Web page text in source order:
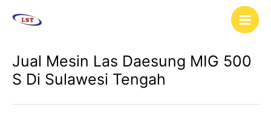
Main
Jual Mesin Las Daesung MIG 500
S Di Sulawesi Tengah